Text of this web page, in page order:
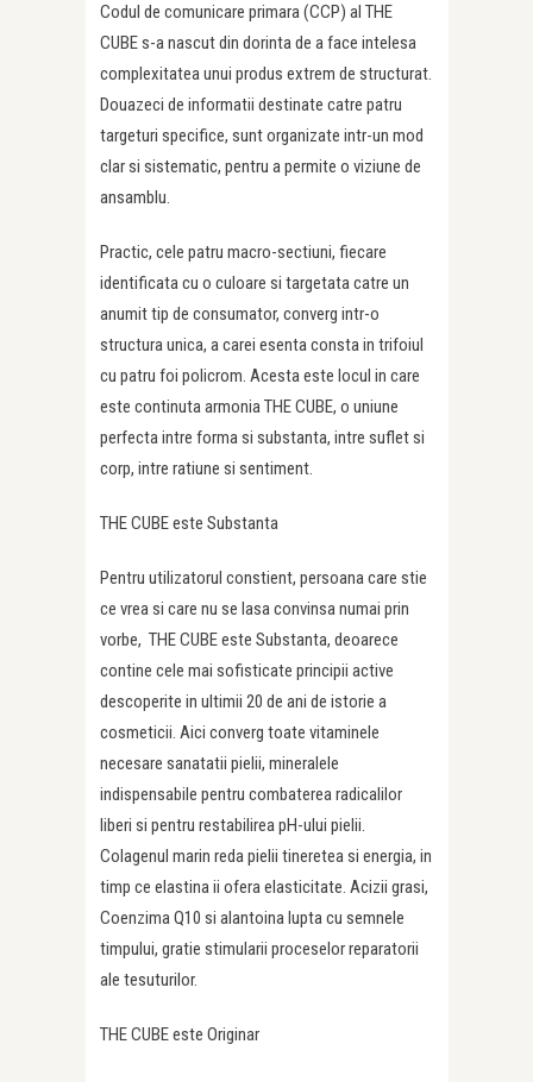
Codul de comunicare primara (CCP) al THE
CUBE s-a nascut din dorinta de a face intelesa
complexitatea unui produs extrem de structurat.
Douazeci de informatii destinate catre patru
targeturi specifice, sunt organizate intr-un mod
clar si sistematic, pentru a permite o viziune de
ansamblu.
Practic, cele patru macro-sectiuni, fiecare
identificata cu o culoare si targetata catre un
anumit tip de consumator, converg intr-o
structura unica, a carei esenta consta in trifoiul
cu patru foi policrom. Acesta este locul in care
este continuta armonia THE CUBE, o uniune
perfecta intre forma si substanta, intre suflet si
corp, intre ratiune si sentiment.
THE CUBE este Substanta
Pentru utilizatorul constient, persoana care stie
ce vrea si care nu se lasa convinsa numai prin
vorbe, THE CUBE este Substanta, deoarece
contine cele mai sofisticate principii active
descoperite in ultimii 20 de ani de istorie a
cosmeticii. Aici converg toate vitaminele
necesare sanatatii pielii, mineralele
indispensabile pentru combaterea radicalilor
liberi si pentru restabilirea pH-ului pielii.
Colagenul marin reda pielii tineretea si energia, in
timp ce elastina ii ofera elasticitate. Acizii grasi,
Coenzima Q10 si alantoina lupta cu semnele
timpului, gratie stimularii proceselor reparatorii
ale tesuturilor.
THE CUBE este Originar